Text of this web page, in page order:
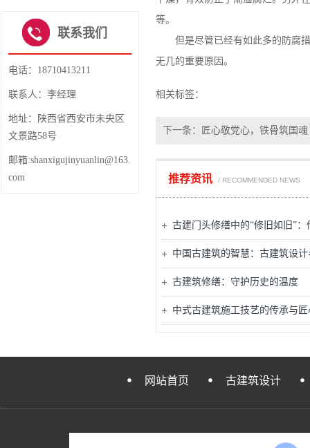
等。
但是尽管已经有如此多的防腐措
无几的重要原因。
相关标签：
下一条： 匠心敬党心，铁骨筑国魂
推荐资讯 / RECOMMENDED NEWS
古建门头修缮中的“修旧如旧”
中国古建筑的智慧：古建筑设
古建筑修缮：守护历史的温度
中式古建筑施工技艺的传承与匠
联系我们
电话：18710413211
联系人：李经理
地址：陕西省西安市未央区
文景路58号
邮箱:shanxigujinyuanlin@163.
com
网站首页 古建筑设计